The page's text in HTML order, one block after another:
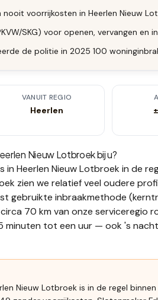
voorrijkosten in Heerlen Nieuw
SKG) voor openen, vervangen en
de politie in 2025 100
VANUIT REGIO
Heerlen
Nieuw Lotbroekbij u?
in Heerlen Nieuw Lotbroek in de
zien we relatief veel oudere
gebruikte inbraakmethode
70 km van onze serviceregio
minuten tot een uur — ook 's
Nieuw Lotbroek is in de regel